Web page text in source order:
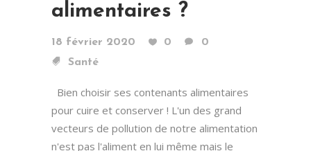
alimentaires ?
18 février 2020 0
0
Santé
Bien choisir ses contenants alimentaires
pour cuire et conserver ! L'un des grand
vecteurs de pollution de notre alimentation
n'est pas l'aliment en lui même mais le